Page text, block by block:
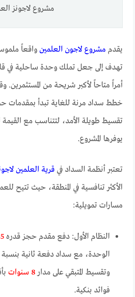
مشروع لاجونز
يقدم مشروع لاجون العلمين واقعاً
تهدف إلى جعل تملك وحدة ساحلية في
أمراً متاحاً لأكبر شريحة من المستثمرين.
خطط سداد مرنة للغاية تبدأ بمقدمات
تقسيط طويلة الأمد، لتتناسب مع القيمة
يوفرها المشروع.
تعتبر أنظمة السداد في قرية العلمين
الأكثر تنافسية في المنطقة، حيث تتيح
مسارات تمويلية:
النظام الأول: دفع مقدم حجز قدره5%
الوحدة، مع سداد دفعة ثانية
وتقسيط المتبقي على مدار8 سنوات
فوائد بنكية.